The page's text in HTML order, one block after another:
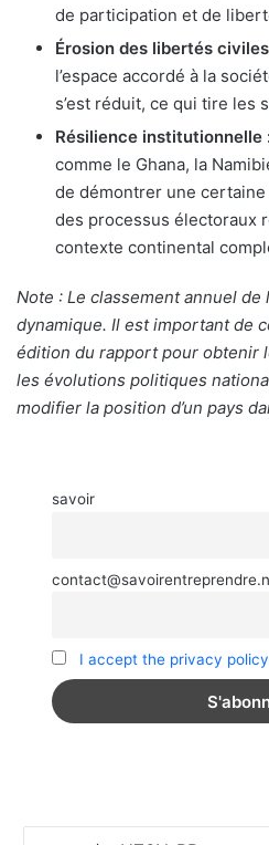
de participation et de
Érosion des libertés
l’espace accordé à la
s’est réduit, ce qui tire les
Résilience institutionnelle
comme le Ghana, la
de démontrer une
des processus électoraux
contexte continental
Note : Le classement annuel de
dynamique. Il est important de
édition du rapport pour obtenir
les évolutions politiques
modifier la position d’un pays
savoir
I accept the privacy policy